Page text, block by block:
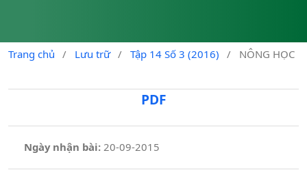
Trang chủ / Lưu trữ / Tập 14 Số 3 (2016) / NÔNG HỌC
PDF
Ngày nhận bài: 20-09-2015